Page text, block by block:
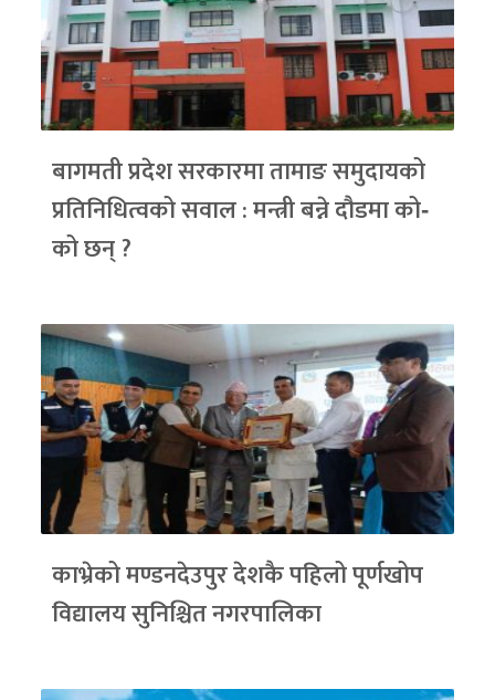
बागमती प्रदेश सरकारमा तामाङ समुदायको
प्रतिनिधित्वको सवाल : मन्त्री बन्ने दौडमा को‐
को छन् ?
काभ्रेको मण्डनदेउपुर देशकै पहिलो पूर्णखोप
विद्यालय सुनिश्चित नगरपालिका